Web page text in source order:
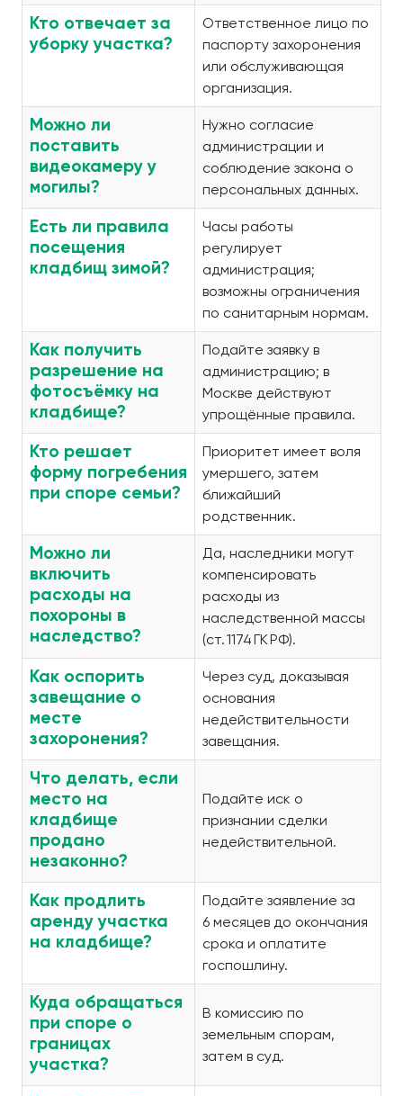
Кто отвечает за
уборку участка?
Ответственное лицо по
паспорту захоронения
или обслуживающая
организация.
Можно ли
поставить
видеокамеру у
могилы?
Нужно согласие
администрации и
соблюдение закона о
персональных данных.
Есть ли правила
посещения
кладбищ зимой?
Часы работы
регулирует
администрация;
возможны ограничения
по санитарным нормам.
Как получить
разрешение на
фотосъёмку на
кладбище?
Подайте заявку в
администрацию; в
Москве действуют
упрощённые правила.
Кто решает
форму погребения
при споре семьи?
Приоритет имеет воля
умершего, затем
ближайший
родственник.
Можно ли
включить
расходы на
похороны в
наследство?
Да, наследники могут
компенсировать
расходы из
наследственной массы
(ст. 1174 ГК РФ).
Как оспорить
завещание о
месте
захоронения?
Через суд, доказывая
основания
недействительности
завещания.
Что делать, если
место на
кладбище
продано
незаконно?
Подайте иск о
признании сделки
недействительной.
Как продлить
аренду участка
на кладбище?
Подайте заявление за
6 месяцев до окончания
срока и оплатите
госпошлину.
Куда обращаться
при споре о
границах
участка?
В комиссию по
земельным спорам,
затем в суд.